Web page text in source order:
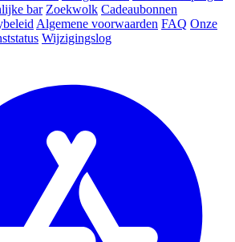
bar Zoekwolk Cadeaubonnen
Algemene voorwaarden FAQ Onze
Wijzigingslog